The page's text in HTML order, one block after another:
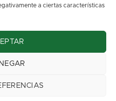
a ciertas características